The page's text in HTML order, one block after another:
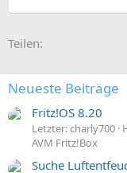
Teilen:
Neueste Beiträge
Fritz!OS 8.20
Letzter: charly700
AVM Fritz!Box
Suche